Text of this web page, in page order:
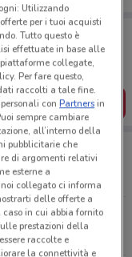
te!
negozi vicino a te,
comodamente
Utilizzando
per i tuoi acquisti
Tutto questo è
effettuate in base alle
collegate,
Per fare questo,
raccolti a tale fine.
conPartnersin
sempre cambiare
all’interno della
pubblicitarie che
di argomenti relativi
esterne a
noi collegato ci informa
delle offerte a
in cui abbia fornito
prestazioni della
raccolte e
la connettività e